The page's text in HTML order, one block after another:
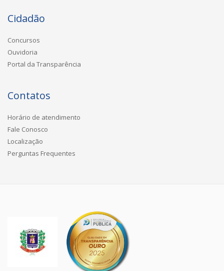
Cidadão
Concursos
Ouvidoria
Portal da Transparência
Contatos
Horário de atendimento
Fale Conosco
Localização
Perguntas Frequentes